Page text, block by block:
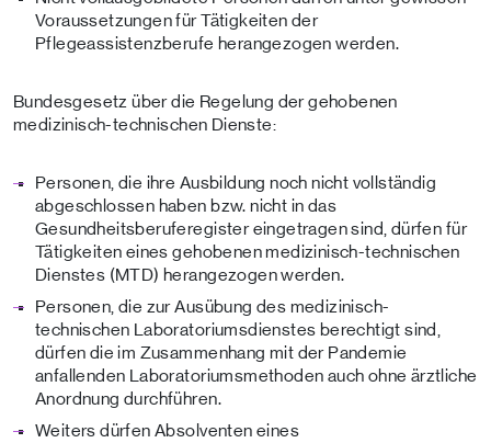
Voraussetzungen für Tätigkeiten der
Pflegeassistenzberufe herangezogen werden.
Bundesgesetz über die Regelung der gehobenen
medizinisch-technischen Dienste:
Personen, die ihre Ausbildung noch nicht vollständig
abgeschlossen haben bzw. nicht in das
Gesundheitsberuferegister eingetragen sind, dürfen für
Tätigkeiten eines gehobenen medizinisch-technischen
Dienstes (MTD) herangezogen werden.
Personen, die zur Ausübung des medizinisch-
technischen Laboratoriumsdienstes berechtigt sind,
dürfen die im Zusammenhang mit der Pandemie
anfallenden Laboratoriumsmethoden auch ohne ärztliche
Anordnung durchführen.
Weiters dürfen Absolventen eines